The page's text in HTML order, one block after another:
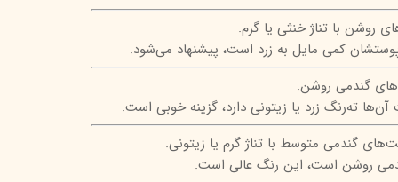
روشن با تناژ خنثی یا گرم.
کمی مایل به زرد است، پیشنهاد می‌شود.
گندمی روشن.
ته‌رنگ زرد یا زیتونی دارد، گزینه خوبی است.
گندمی متوسط با تناژ گرم یا زیتونی.
روشن است، این رنگ عالی است.